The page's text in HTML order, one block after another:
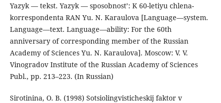
Yazyk — tekst. Yazyk — sposobnost’: K 60-letiyu chlena-
korrespondenta RAN Yu. N. Karaulova [Language—system.
Language—text. Language—ability: For the 60th
anniversary of corresponding member of the Russian
Academy of Sciences Yu. N. Karaulova]. Moscow: V. V.
Vinogradov Institute of the Russian Academy of Sciences
Publ., pp. 213–223. (In Russian)
Sirotinina, O. B. (1998) Sotsiolingvisticheskij faktor v